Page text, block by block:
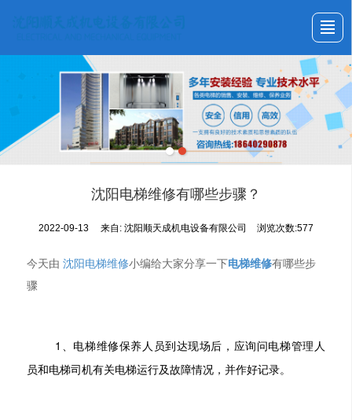
关于我们 产品展示 新闻动态 首页
沈阳电梯维修有哪些步骤？
2022-09-13 来自:沈阳顺天成机电设备有限公司 浏览次数:577
今天由沈阳电梯维修小编给大家分享一下电梯维修有哪些步
骤
1、电梯维修保养人员到达现场后，应询问电梯管理人
员和电梯司机有关电梯运行及故障情况，并作好记录。